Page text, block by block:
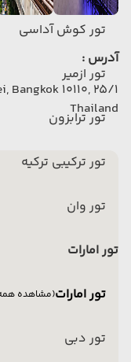
تور کوش آداسی
تور ازمیر
تور ترابزون
تور ترکیبی ترکیه
تور وان
تور امارات
تور امارات(مشاهده
تور دبی
آدرس :
Bangkok 10110,
Thailand